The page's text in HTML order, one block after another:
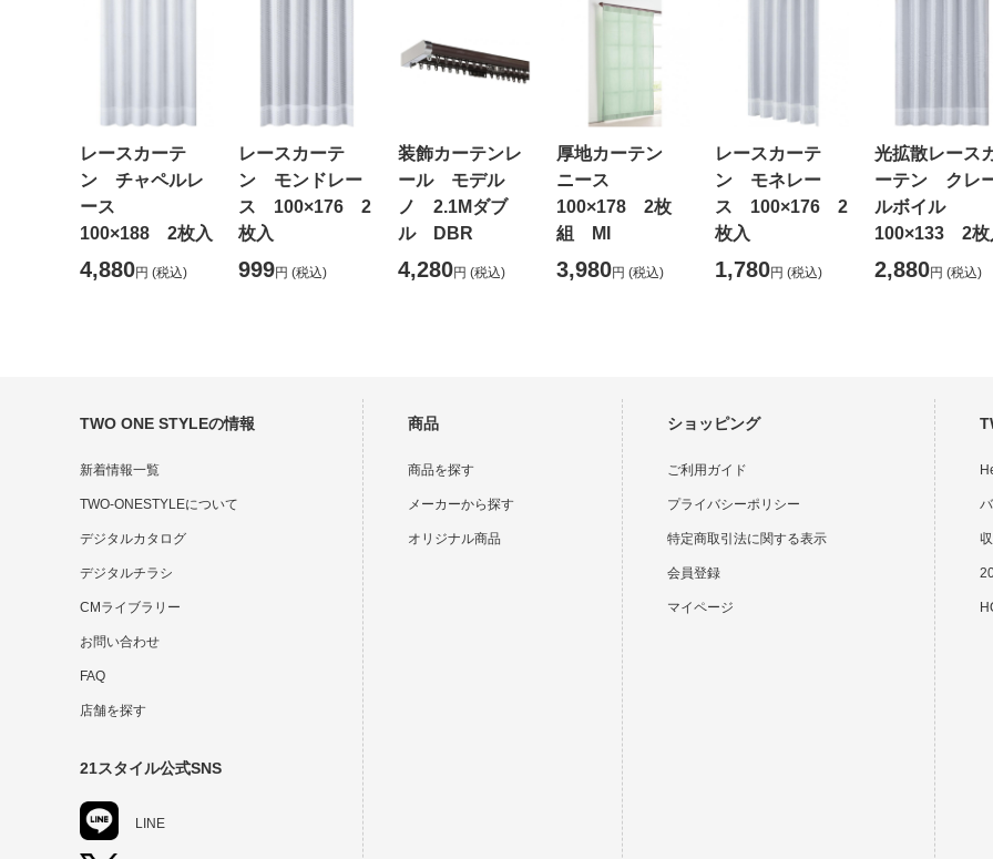
レースカーテ
ン チャペルレ
ース
100×188 2枚入
4,880円 (税込)
レースカーテ
ン モンドレー
ス 100×176 2
枚入
999円 (税込)
装飾カーテンレ
ール モデル
ノ 2.1Mダブ
ル DBR
4,280円 (税込)
厚地カーテン
ニース
100×178 2枚
組 MI
3,980円 (税込)
レースカーテ
ン モネレー
ス 100×176 2
枚入
1,780円 (税込)
光拡散レース
ーテン クレ
ルボイル
100×133 2枚
2,880円 (税込)
TWO ONE STYLEの情報
新着情報一覧
TWO-ONESTYLEについて
デジタルカタログ
デジタルチラシ
CMライブラリー
お問い合わせ
FAQ
店舗を探す
21スタイル公式SNS
LINE
商品
商品を探す
メーカーから探す
オリジナル商品
ショッピング
ご利用ガイド
プライバシーポリシー
特定商取引法に関する表示
会員登録
マイページ